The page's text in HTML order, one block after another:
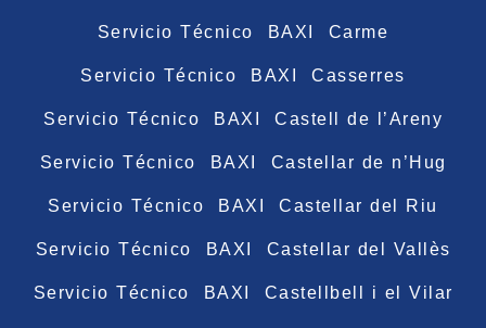
Servicio Técnico BAXI Carme
Servicio Técnico BAXI Casserres
Servicio Técnico BAXI Castell de l’Areny
Servicio Técnico BAXI Castellar de n’Hug
Servicio Técnico BAXI Castellar del Riu
Servicio Técnico BAXI Castellar del Vallès
Servicio Técnico BAXI Castellbell i el Vilar